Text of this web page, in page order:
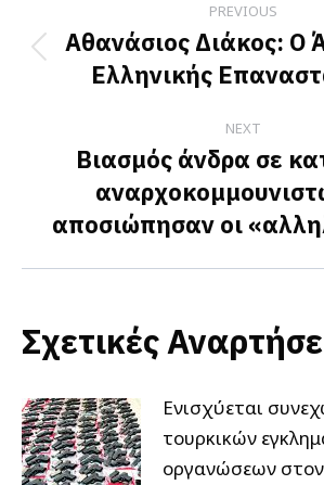
navigation
PREVIOUS
Previous
post:
Αθανάσιος Διάκος: Ο
Ελληνικής
NEXT
Next
post:
Βιασμός άνδρα σε
αποσιώπησαν οι
Σχετικές
Ενισχύεται
τουρκικών
οργανώσεων